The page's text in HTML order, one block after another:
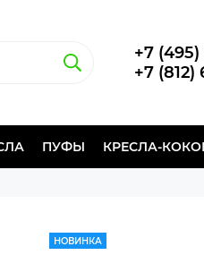
+7
+7 (812)
ПУФЫ КРЕСЛА-
НОВИНКА